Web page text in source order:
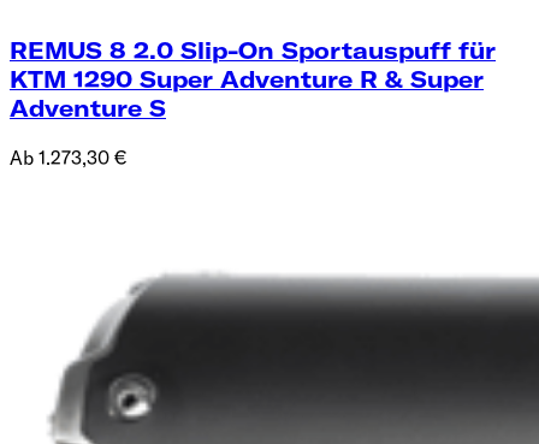
REMUS 8 2.0 Slip-On Sportauspuff für
KTM 1290 Super Adventure R & Super
Adventure S
Ab 1.273,30 €